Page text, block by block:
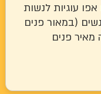
לנשות
פנים